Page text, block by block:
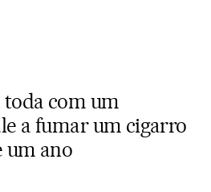
toda com um
a fumar um cigarro
um ano